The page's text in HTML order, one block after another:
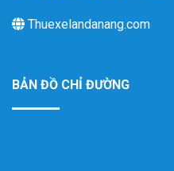
Thuexelandanang.com
BẢN ĐỒ CHỈ ĐƯỜNG